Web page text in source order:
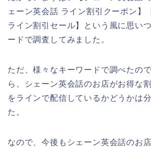
ェーン英会話 ライン割引クーポン】
ライン割引セール】という風に思い
ードで調査してみました。
ただ、様々なキーワードで調べたの
ら、シェーン英会話のお店がお得な
をラインで配信しているかどうかは
た。
なので、今後もシェーン英会話のお